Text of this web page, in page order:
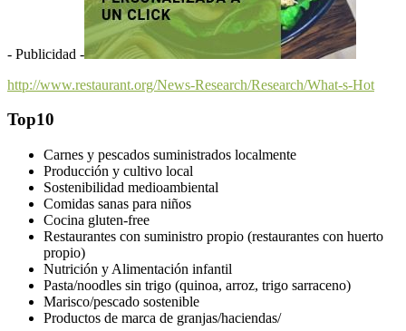
- Publicidad -
http://www.restaurant.org/News-Research/Research/What-s-Hot
Top10
Carnes y pescados suministrados localmente
Producción y cultivo local
Sostenibilidad medioambiental
Comidas sanas para niños
Cocina gluten-free
Restaurantes con suministro propio (restaurantes con huerto
propio)
Nutrición y Alimentación infantil
Pasta/noodles sin trigo (quinoa, arroz, trigo sarraceno)
Marisco/pescado sostenible
Productos de marca de granjas/haciendas/